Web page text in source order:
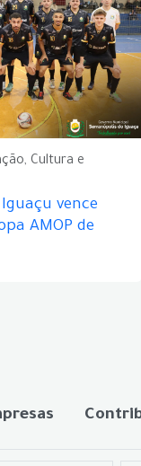
Cultura e
vence
AMOP de